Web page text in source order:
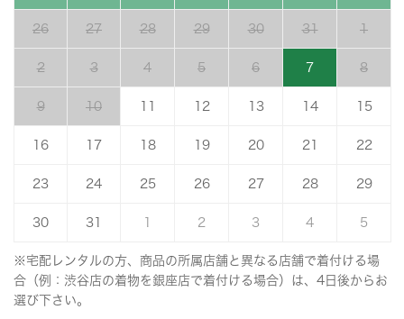
26 27 28 29 30 31 1
2 3 4 5 6 7 8
9 10 11 12 13 14 15
16 17 18 19 20 21 22
23 24 25 26 27 28 29
30 31 1 2 3 4 5
※宅配レンタルの方、商品の所属店舗と異なる店舗で着付ける場
合（例：渋谷店の着物を銀座店で着付ける場合）は、4日後からお
選び下さい。